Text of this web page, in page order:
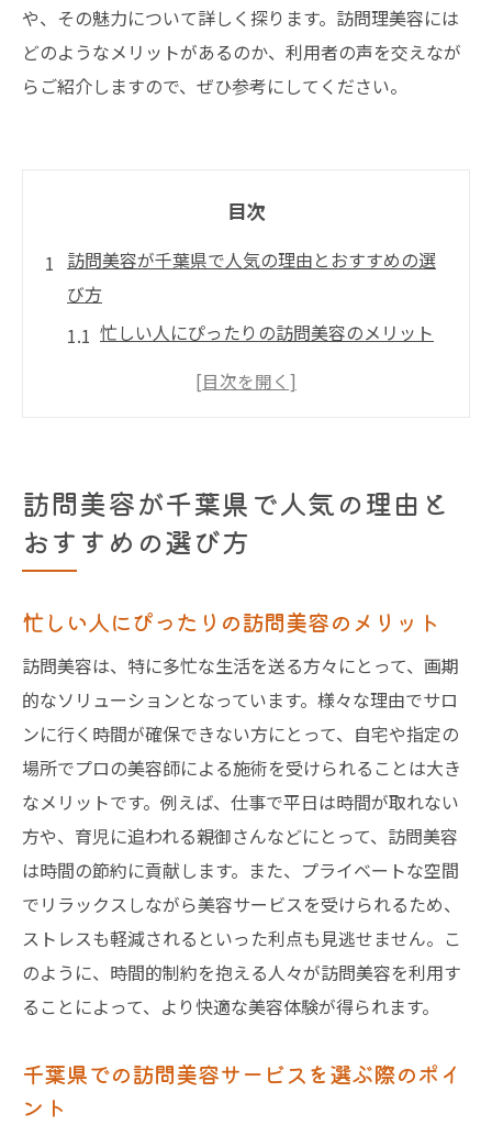
や、その魅力について詳しく探ります。訪問理美容には
どのようなメリットがあるのか、利用者の声を交えなが
らご紹介しますので、ぜひ参考にしてください。
目次
訪問美容が千葉県で人気の理由とおすすめの選
び方
忙しい人にぴったりの訪問美容のメリット
千葉県での訪問美容サービスを選ぶ際のポ
訪問美容を選ぶ際に考えるべきこと
千葉県で訪問美容サービスを探す方法
自宅でリラックスして受けられる美容ケア
移動時間を省ける訪問美容の利点
健康状態に不安のある方に訪問美容が支持
される理由
訪問美容で得られるパーソナルなサービス
千葉県内の訪問美容の信頼性と安全性
訪問美容がもたらす生活の質の向上
訪問美容の魅力：千葉県で自宅で受けられるプ
ロのケア
プロの美容師による質の高い施術
自宅だからこそ得られるプライベートなひ
千葉県での訪問美容の多様なサービス内容
訪問美容が千葉県で人気の理由と
おすすめの選び方
忙しい人にぴったりの訪問美容のメリット
訪問美容は、特に多忙な生活を送る方々にとって、画期
的なソリューションとなっています。様々な理由でサロ
ンに行く時間が確保できない方にとって、自宅や指定の
場所でプロの美容師による施術を受けられることは大き
なメリットです。例えば、仕事で平日は時間が取れない
方や、育児に追われる親御さんなどにとって、訪問美容
は時間の節約に貢献します。また、プライベートな空間
でリラックスしながら美容サービスを受けられるため、
ストレスも軽減されるといった利点も見逃せません。こ
のように、時間的制約を抱える人々が訪問美容を利用す
ることによって、より快適な美容体験が得られます。
千葉県での訪問美容サービスを選ぶ際のポイ
ント